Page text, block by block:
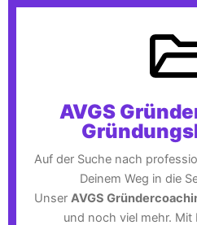
AVGS
Auf der Suche nach
Deinem Weg in die
Unser AVGS
und noch viel mehr. Mit